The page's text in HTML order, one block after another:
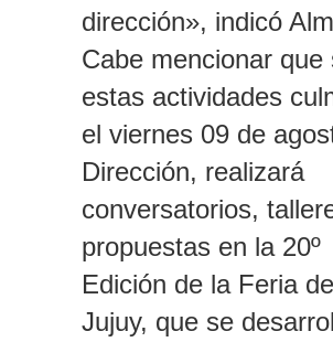
dirección», indicó
Cabe mencionar que
estas actividades
el viernes 09 de
Dirección, realizará
conversatorios,
propuestas en la 20º
Edición de la Feria
Jujuy, que se